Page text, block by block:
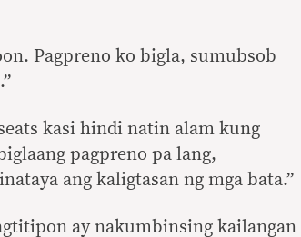
Pagpreno ko bigla, sumubsob
kasi hindi natin alam kung
pagpreno pa lang,
ang kaligtasan ng mga bata.”
ay nakumbinsing kailangan